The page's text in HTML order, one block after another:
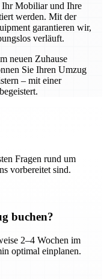
Ihr Mobiliar und Ihre
werden. Mit der
garantieren wir,
verläuft.
neuen Zuhause
Sie Ihren Umzug
– mit einer
Fragen rund um
vorbereitet sind.
buchen?
2–4 Wochen im
optimal einplanen.